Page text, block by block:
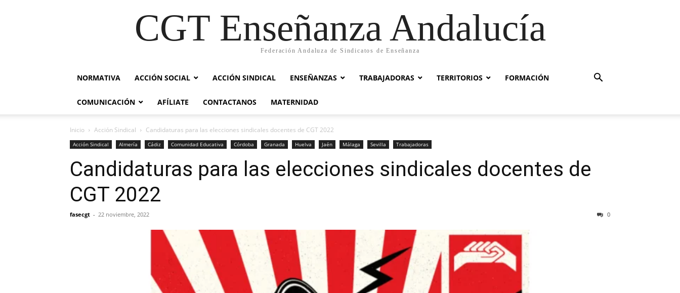
CGT Enseñanza Andalucía
Federación Andaluza de Sindicatos de Enseñanza
NORMATIVA ACCIÓN SOCIAL ACCIÓN SINDICAL ENSEÑANZAS TRABAJADORAS TERRITORIOS FORMACIÓN
COMUNICACIÓN AFÍLIATE CONTACTANOS MATERNIDAD
Inicio Acción Sindical Candidaturas para las elecciones sindicales docentes de CGT 2022
Acción Sindical Almería Cádiz Comunidad Educativa Córdoba Granada Huelva Jaén Málaga Sevilla Trabajadoras
Candidaturas para las elecciones sindicales docentes de
CGT 2022
fasecgt - 22 noviembre, 2022 0